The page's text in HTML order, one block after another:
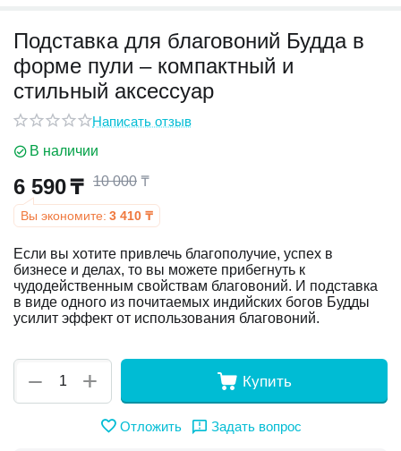
Подставка для благовоний Будда в
форме пули – компактный и
стильный аксессуар
Написать отзыв
В наличии
6 590₸ 10 000 ₸
Вы экономите: 3 410 ₸
Если вы хотите привлечь благополучие, успех в
бизнесе и делах, то вы можете прибегнуть к
чудодейственным свойствам благовоний. И подставка
в виде одного из почитаемых индийских богов Будды
усилит эффект от использования благовоний.
+
− Купить
Отложить Задать вопрос